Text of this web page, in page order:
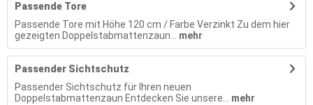
Passende Tore
Passende Tore mit Höhe 120 cm / Farbe Verzinkt Zu dem hier
gezeigten Doppelstabmattenzaun...
mehr
Passender Sichtschutz
Passender Sichtschutz für Ihren neuen
Doppelstabmattenzaun Entdecken Sie unsere...
mehr